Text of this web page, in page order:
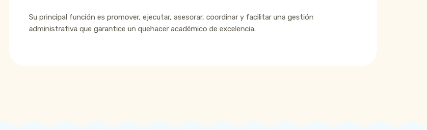
Su principal función es promover, ejecutar, asesorar, coordinar y facilitar una gestión
administrativa que garantice un quehacer académico de excelencia.